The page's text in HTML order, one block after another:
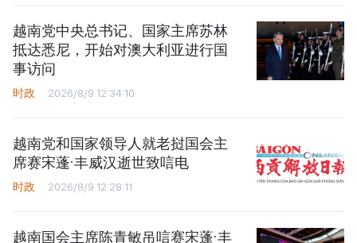
越南党中央总书记、国家主席苏林
抵达悉尼，开始对澳大利亚进行国
事访问
时政 2026/8/9 12:34:10
越南党和国家领导人就老挝国会主
席赛宋蓬·丰威汉逝世致唁电
时政 2026/8/9 12:28:11
越南国会主席陈青敏吊唁赛宋蓬·丰